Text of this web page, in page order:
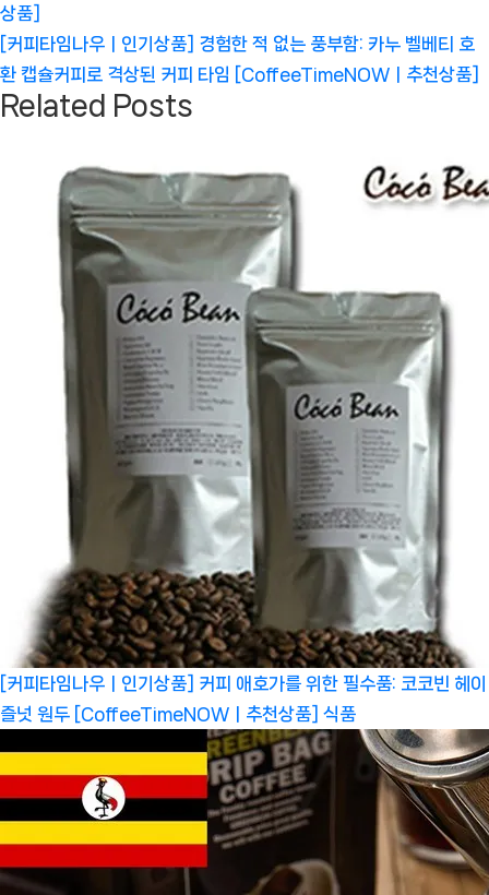
색
상품]
Next
Post:
[커피타임나우ㅣ인기상품] 경험한 적 없는 풍부함: 카누 벨베티 호
환 캡슐커피로 격상된 커피 타임 [CoffeeTimeNOWㅣ추천상품]
Related Posts
[커피타임나우ㅣ인기상품] 커피 애호가를 위한 필수품: 코코빈 헤이
즐넛 원두 [CoffeeTimeNOWㅣ추천상품] 식품